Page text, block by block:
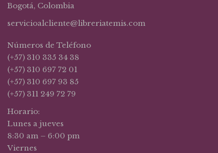
Bogotá, Colombia
servicioalcliente@libreriatemis.com
Números de Teléfono
(+57) 310 335 34 38
(+57) 310 697 72 01
(+57) 310 697 93 85
(+57) 311 249 72 79
Horario:
Lunes a jueves
8:30 am – 6:00 pm
Viernes